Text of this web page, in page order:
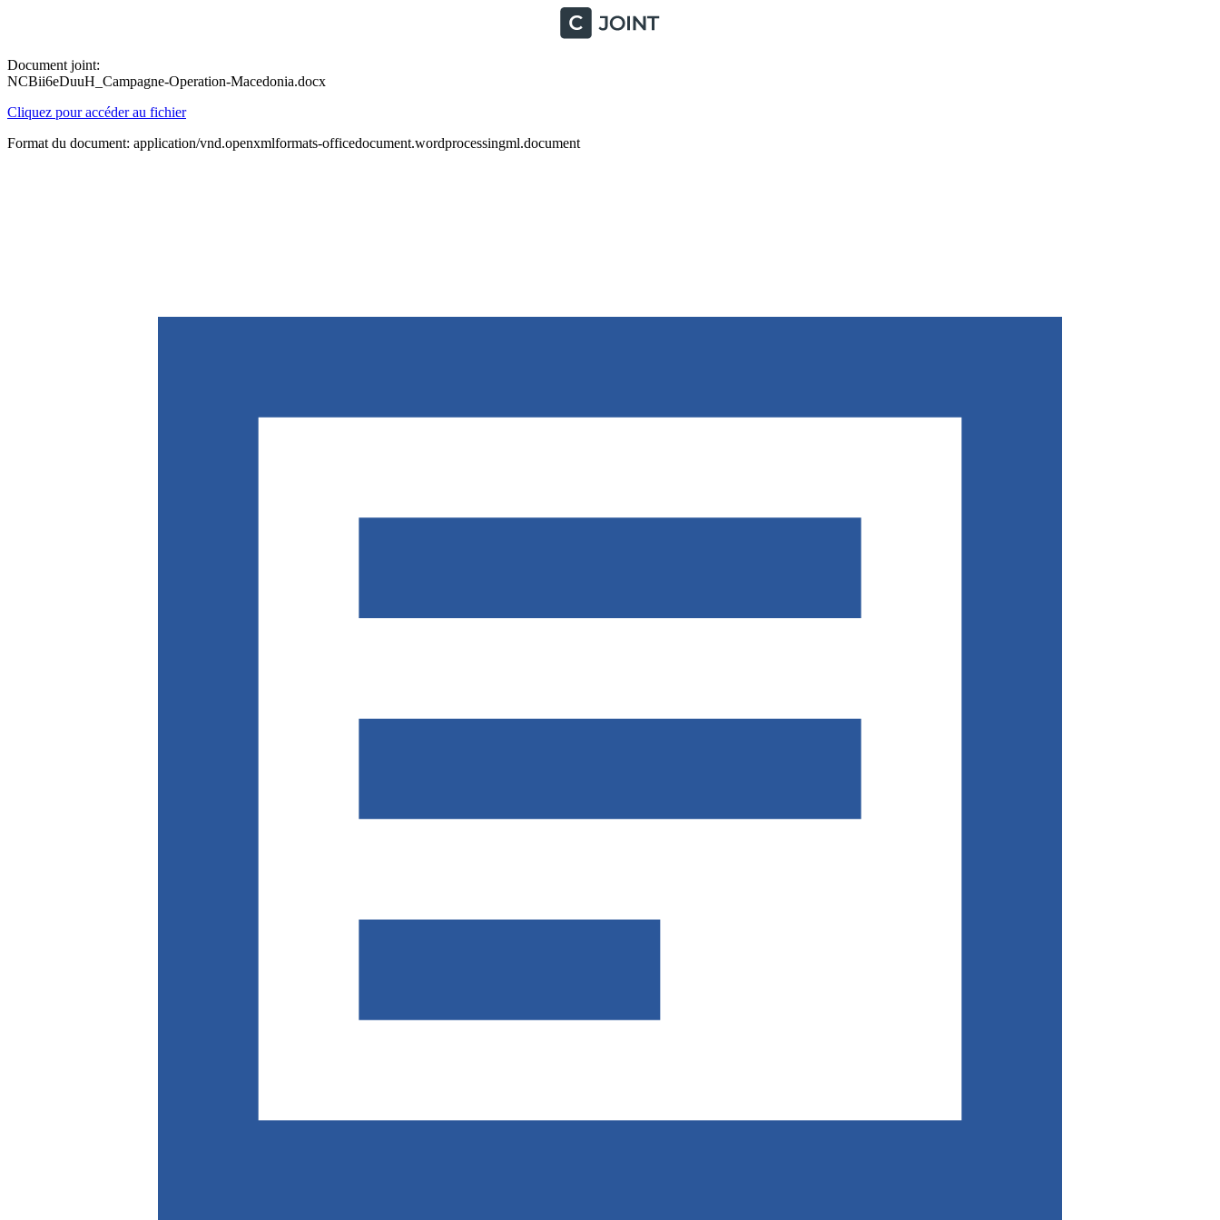
Document joint:
NCBii6eDuuH_Campagne-Operation-Macedonia.docx
Cliquez pour accéder au fichier
Format du document: application/vnd.openxmlformats-officedocument.wordprocessingml.document